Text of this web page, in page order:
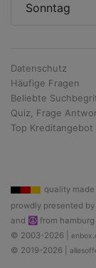
Sonntag
Datenschutz
Häufige Fragen
Beliebte
Quiz, Frage
Top Kreditangebot
quality made
prowdly presented
and ☮ from hamburg
© 2003-2026 |
© 2019-2026 |